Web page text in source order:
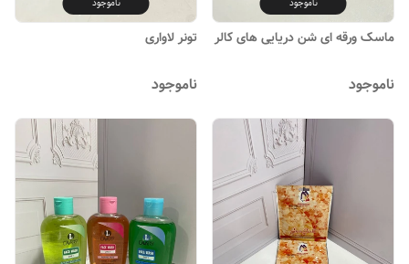
ناموجود
ماسک ورقه ای شن دریایی های کالر
ناموجود
ناموجود
تونر لاواری
ناموجود